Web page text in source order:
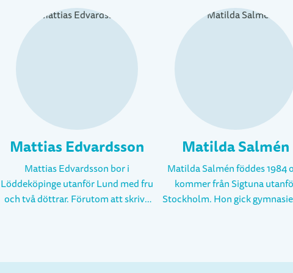
Mattias Edvardsson
Mattias Edvardsson bor i
Löddeköpinge utanför Lund med fru
och två döttrar. Förutom att skriva
släpptes hösten 2014 och i augusti
Matilda Salmén
Matilda Salmén föddes 1984
kommer från Sigtuna
Stockholm. Hon gick
bildberättarprogrammet